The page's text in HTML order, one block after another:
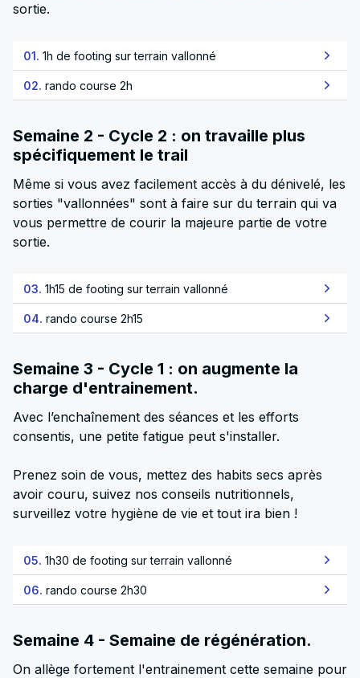
sortie.
01. 1h de footing sur terrain vallonné
02. rando course 2h
Semaine 2 - Cycle 2 : on travaille plus
spécifiquement le trail
Même si vous avez facilement accès à du dénivelé, les
sorties "vallonnées" sont à faire sur du terrain qui va
vous permettre de courir la majeure partie de votre
sortie.
03. 1h15 de footing sur terrain vallonné
04. rando course 2h15
Semaine 3 - Cycle 1 : on augmente la
charge d'entrainement.
Avec l’enchaînement des séances et les efforts
consentis, une petite fatigue peut s'installer.
Prenez soin de vous, mettez des habits secs après
avoir couru, suivez nos conseils nutritionnels,
surveillez votre hygiène de vie et tout ira bien !
05. 1h30 de footing sur terrain vallonné
06. rando course 2h30
Semaine 4 - Semaine de régénération.
On allège fortement l'entrainement cette semaine pour